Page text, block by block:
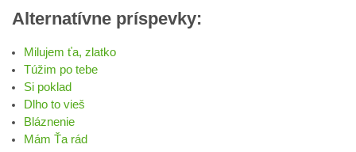
Alternatívne príspevky:
Milujem ťa, zlatko
Túžim po tebe
Si poklad
Dlho to vieš
Bláznenie
Mám Ťa rád